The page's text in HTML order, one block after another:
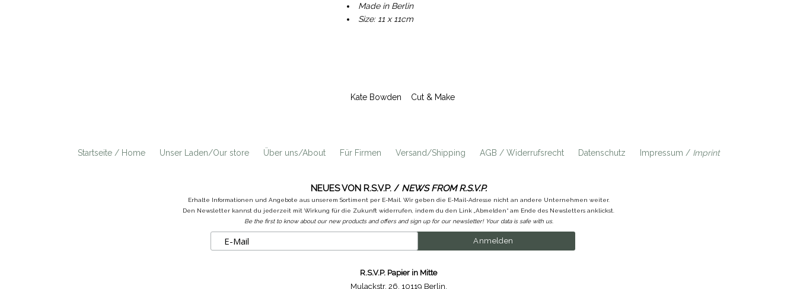
Made in Berlin
Size: 11 x 11cm
Kate Bowden Cut & Make
Startseite / Home Unser Laden/Our store Über uns/About Für Firmen Versand/Shipping AGB / Widerrufsrecht Datenschutz Impressum / Imprint
NEUES VON R.S.V.P. / NEWS FROM R.S.V.P.
Erhalte Informationen und Angebote aus unserem Sortiment per E-Mail. Wir geben die E-Mail-Adresse nicht an andere Unternehmen weiter.
Den Newsletter kannst du jederzeit mit Wirkung für die Zukunft widerrufen, indem du den Link „Abmelden“ am Ende des Newsletters anklickst.
Be the first to know about our new products and offers and sign up for our newsletter! Your data is safe with us.
R.S.V.P. Papier in Mitte
Mulackstr. 26, 10119 Berlin,